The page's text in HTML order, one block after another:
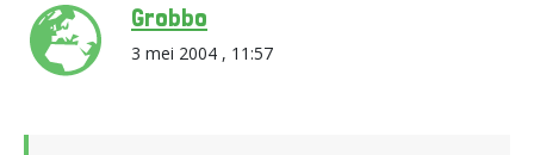
Grobbo
3 mei 2004 , 11:57